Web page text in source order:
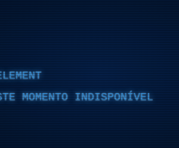
MOMENTO INDISPONÍVEL